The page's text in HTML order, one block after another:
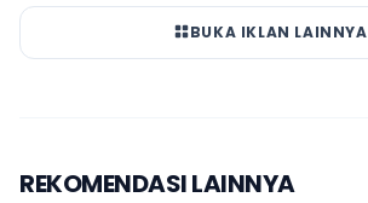
BUKA IKLAN LAINNYA
REKOMENDASI LAINNYA